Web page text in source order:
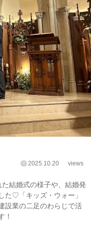
2025.10.20 views
結婚式の様子や、結婚発
た♡「キッズ・ウォー」
設業の二足のわらじで活
！